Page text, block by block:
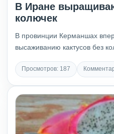
В Иране
колючек
В провинции Керманшах
высаживанию кактусов без
Просмотров: 187